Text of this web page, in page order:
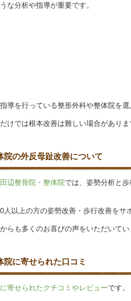
な分析や指導が重要です。
導を行っている整形外科や整体院を
けでは根本改善は難しい場合がありま
院の外反母趾改善について
辺整骨院・整体院では、姿勢分析と
人以上の方の姿勢改善・歩行改善をサ
らも多くのお喜びの声をいただいて
に寄せられた口コミ
寄せられたクチコミやレビューです。